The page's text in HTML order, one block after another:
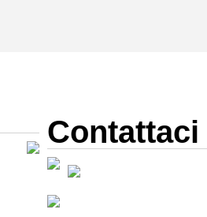
Contattaci